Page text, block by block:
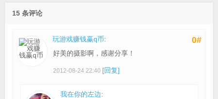
15 条评论
0#
玩游戏赚钱赢q币:
好美的摄影啊，感谢分享！
2012-08-24 22:40 [回复]
我在你的左边: